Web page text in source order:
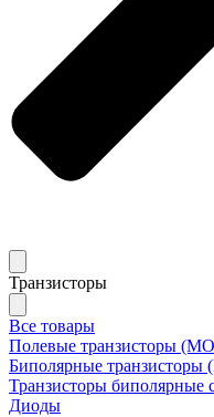
Транзисторы
Все товары
Полевые транзисторы
Биполярные транзисторы
Транзисторы биполярные
Диоды